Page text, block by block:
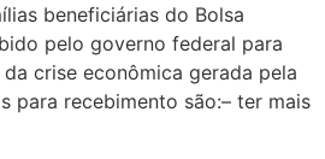
beneficiárias do Bolsa
pelo governo federal para
crise econômica gerada pela
para recebimento são:– ter mais